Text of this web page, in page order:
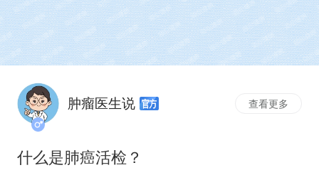
肿瘤医生说 查看更多
什么是肺癌活检？